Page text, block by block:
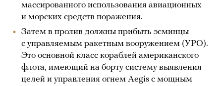
массированного использования авиационных
и морских средств поражения.
Затем в пролив должны прибыть эсминцы
с управляемым ракетным вооружением (УРО).
Это основной класс кораблей американского
флота, имеющий на борту систему выявления
целей и управления огнем Aegis с мощным